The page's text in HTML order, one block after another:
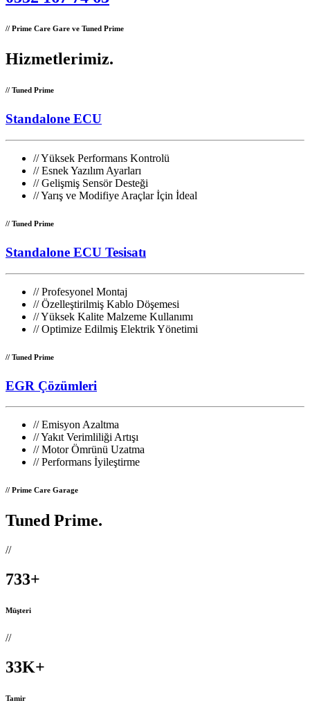
// Prime Care Gare ve Tuned Prime
Hizmetlerimiz.
// Tuned Prime
Standalone ECU
//Yüksek Performans Kontrolü
//Esnek Yazılım Ayarları
//Gelişmiş Sensör Desteği
//Yarış ve Modifiye Araçlar İçin İdeal
// Tuned Prime
Standalone ECU Tesisatı
//Profesyonel Montaj
//Özelleştirilmiş Kablo Döşemesi
//Yüksek Kalite Malzeme Kullanımı
//Optimize Edilmiş Elektrik Yönetimi
// Tuned Prime
EGR Çözümleri
//Emisyon Azaltma
//Yakıt Verimliliği Artışı
//Motor Ömrünü Uzatma
//Performans İyileştirme
// Prime Care Garage
Tuned Prime.
//
733+
Müşteri
//
33K+
Tamir